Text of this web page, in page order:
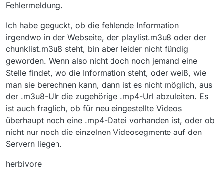
Fehlermeldung.
Ich habe geguckt, ob die fehlende Information
irgendwo in der Webseite, der playlist.m3u8 oder der
chunklist.m3u8 steht, bin aber leider nicht fündig
geworden. Wenn also nicht doch noch jemand eine
Stelle findet, wo die Information steht, oder weiß, wie
man sie berechnen kann, dann ist es nicht möglich, aus
der .m3u8-Ulr die zugehörige .mp4-Url abzuleiten. Es
ist auch fraglich, ob für neu eingestellte Videos
überhaupt noch eine .mp4-Datei vorhanden ist, oder ob
nicht nur noch die einzelnen Videosegmente auf den
Servern liegen.
herbivore